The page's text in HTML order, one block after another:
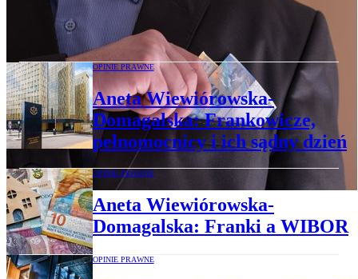
Aneta Wiewiórowska-Domagalska:
Konsument w Polsce stał się towarem
OPINIE PRAWNE
Aneta Wiewiórowska-
Domagalska: Frankowicze,
pełnomocnicy i ich sądny dzień
OPINIE PRAWNE
Aneta Wiewiórowska-
Domagalska: Franki a WIBOR
OPINIE PRAWNE